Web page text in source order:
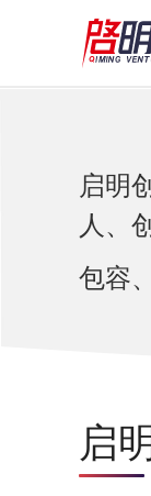
启明
人、
包容
启